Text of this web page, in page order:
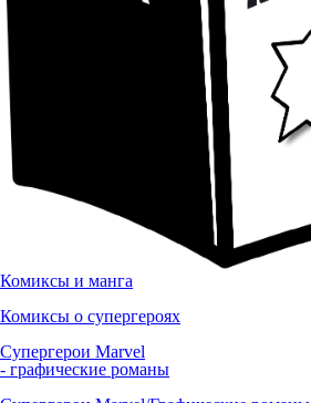
Комиксы и манга
Комиксы о супергероях
Супергерои Marvel
- графические романы